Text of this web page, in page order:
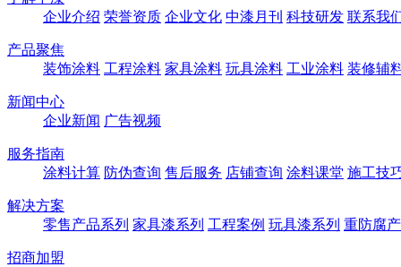
企业介绍 荣誉资质 企业文化 中漆月刊 科技研发 联系我
产品聚焦
装饰涂料 工程涂料 家具涂料 玩具涂料 工业涂料 装修辅
新闻中心
企业新闻 广告视频
服务指南
涂料计算 防伪查询 售后服务 店铺查询 涂料课堂 施工技
解决方案
零售产品系列 家具漆系列 工程案例 玩具漆系列 重防腐
招商加盟